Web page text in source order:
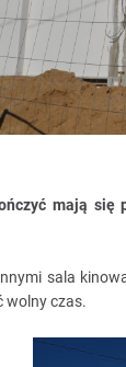
mają się
sala
wolny czas.